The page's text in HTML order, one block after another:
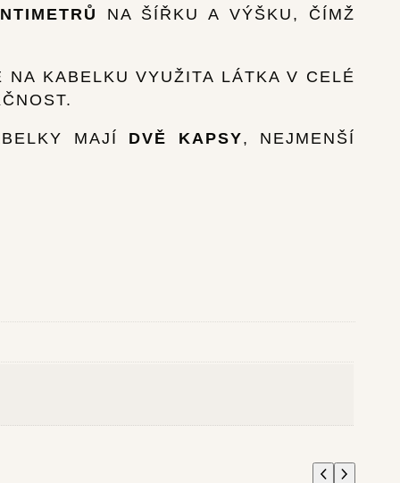
NA ŠÍŘKU A VÝŠKU, ČÍMŽ
KABELKU VYUŽITA LÁTKA V CELÉ
MAJÍ DVĚ KAPSY, NEJMENŠÍ